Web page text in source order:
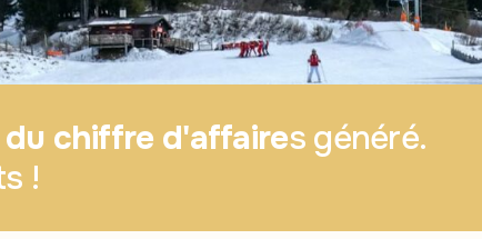
du chiffre d'affaires généré.
!